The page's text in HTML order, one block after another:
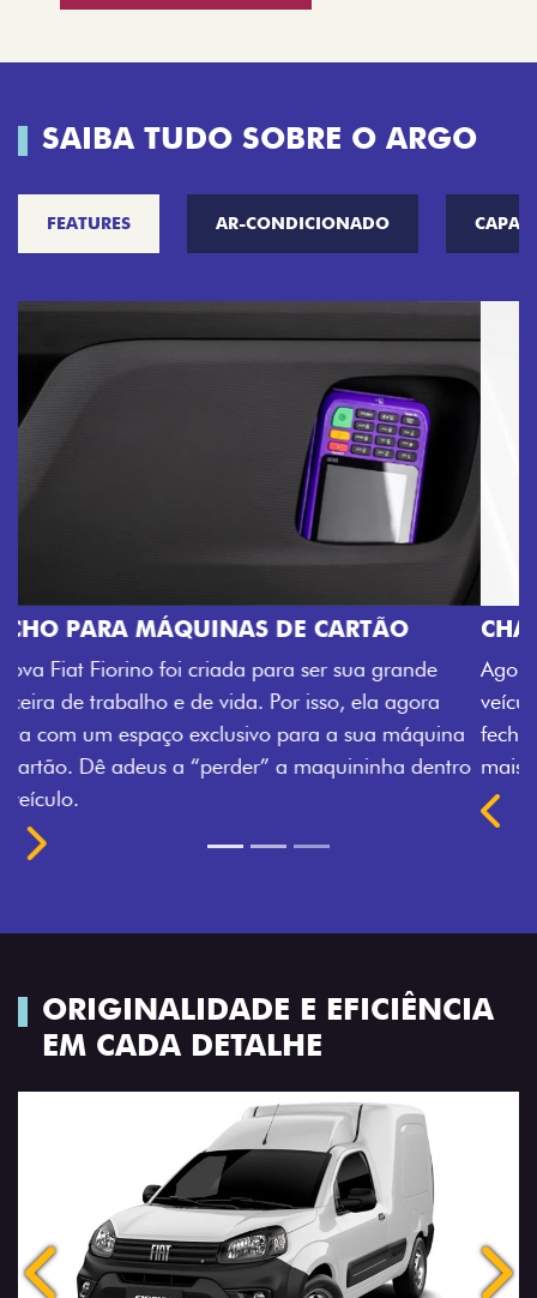
SAIBA TUDO SOBRE O ARGO
FEATURES AR-CONDICIONADO
CHAVE COM TELECOMANDO
Agora, a chave da sua nova Fiorino pode abrir o
veículo também à distância, e não mais somente pela
fechadura. São detalhes como esse que trazem ainda
mais fluidez para o seu dia de trabalho.
Previous
ORIGINALIDADE E EFICIÊNCIA
EM CADA DETALHE
Anterior